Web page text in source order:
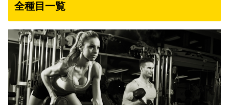
全種目一覧